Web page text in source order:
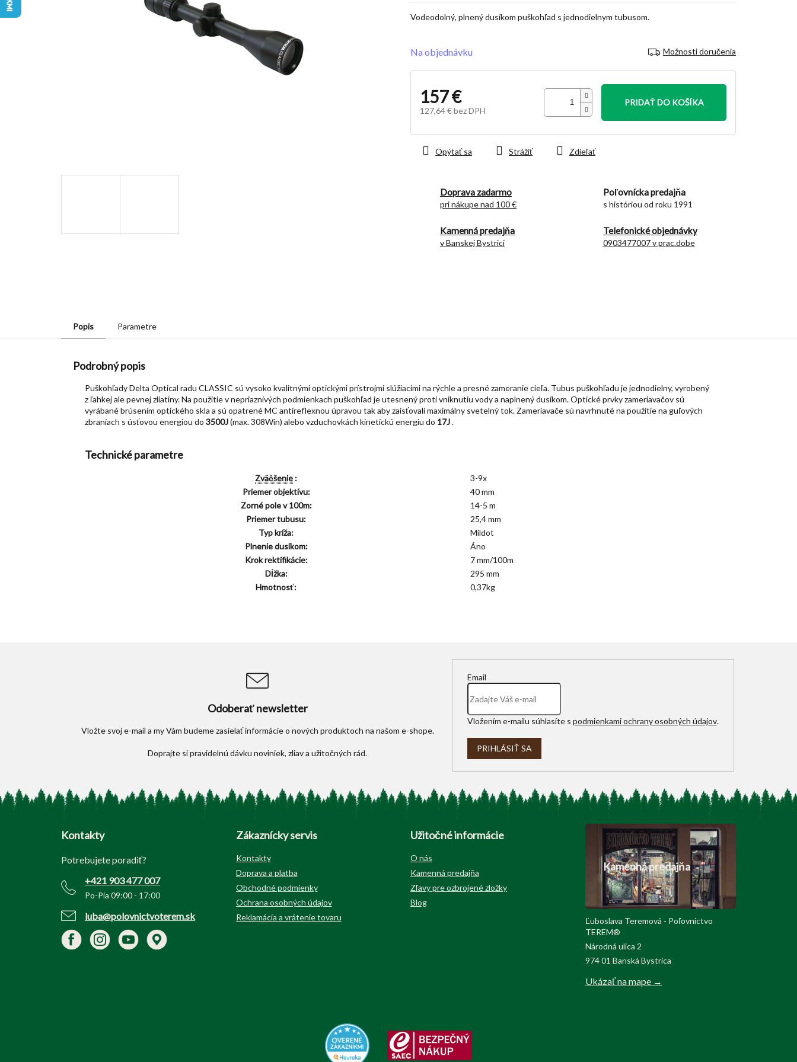
Na objednávku Možnosti doručenia
157 €
127,64 € bez DPH
cena:
PRIDAŤ DO KOŠÍKA
Doprava zadarmo
pri nákupe nad 100 €
Poľovnícka predajňa
s históriou od roku 1991
Kamenná predajňa
v Banskej Bystrici
Telefonické objednávky
0903477007 v prac.dobe
Vodeodolný, plnený dusíkom puškohľad s jednodielnym tubusom.
Opýtať sa Strážiť Zdieľať
5
Popis Parametre
Podrobný popis
Puškohľady Delta Optical radu CLASSIC sú vysoko kvalitnými optickými prístrojmi slúžiacimi na rýchle a presné zameranie cieľa. Tubus puškohľadu je jednodielny, vyrobený
z ľahkej ale pevnej zliatiny. Na použitie v nepriaznivých podmienkach puškohľad je utesnený proti vniknutiu vody a naplnený dusíkom. Optické prvky zameriavačov sú
vyrábané brúsením optického skla a sú opatrené MC antireflexnou úpravou tak aby zaisťovali maximálny svetelný tok. Zameriavače sú navrhnuté na použitie na guľových
zbraniach s úsťovou energiou do 3500J(max. 308Win) alebo vzduchovkách kinetickú energiu do 17J.
Technické parametre
Zväčšenie :
3-9x
Priemer objektívu:
40 mm
Zorné pole v 100m:
14-5 m
Priemer tubusu:
25,4 mm
Typ kríža:
Mildot
Plnenie dusíkom:
Áno
Krok rektifikácie:
7 mm/100m
Dĺžka:
295 mm
Hmotnosť:
0,37kg
Odoberať newsletter
Vložte svoj e-mail a my Vám budeme zasielať informácie o nových produktoch na našom e-shope.
Email
Vložením e-mailu súhlasíte s podmienkami ochrany osobných údajov.
PRIHLÁSIŤ SA
Z
Kontakty
Potrebujete poradiť?
+421 903 477 007
Po-Pia 09:00 - 17:00
luba@polovnictvoterem.sk
Zákaznícky servis
Kontakty
Doprava a platba
Obchodné podmienky
Ochrana osobných údajov
Reklamácia a vrátenie tovaru
Užitočné informácie
O nás
Kamenná predajňa
Zľavy pre ozbrojené zložky
Blog
Kamenná predajňa
Ľuboslava Teremová - Poľovnictvo
TEREM®
Národná ulica 2
974 01 Banská Bystrica
Ukázať na mape →